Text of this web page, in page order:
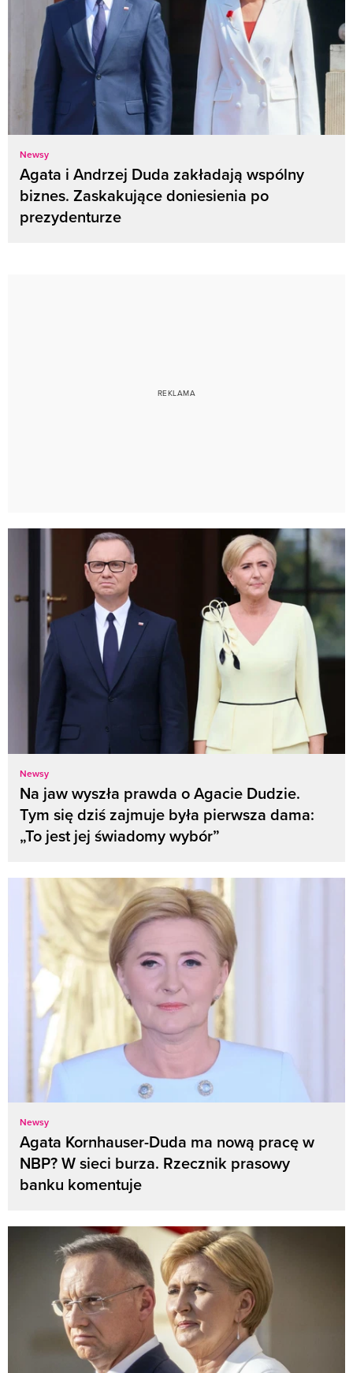
Newsy
Agata i Andrzej Duda zakładają wspólny
biznes. Zaskakujące doniesienia po
prezydenturze
Newsy
Na jaw wyszła prawda o Agacie Dudzie.
Tym się dziś zajmuje była pierwsza dama:
„To jest jej świadomy wybór”
Newsy
Agata Kornhauser-Duda ma nową pracę w
NBP? W sieci burza. Rzecznik prasowy
banku komentuje